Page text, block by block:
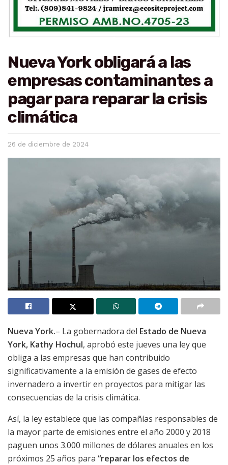
Nueva York obligará a las
empresas contaminantes a
pagar para reparar la crisis
climática
26 de diciembre de 2024
Nueva York.– La gobernadora del Estado de Nueva
York, Kathy Hochul, aprobó este jueves una ley que
obliga a las empresas que han contribuido
significativamente a la emisión de gases de efecto
invernadero a invertir en proyectos para mitigar las
consecuencias de la crisis climática.
Así, la ley establece que las compañías responsables de
la mayor parte de emisiones entre el año 2000 y 2018
paguen unos 3.000 millones de dólares anuales en los
próximos 25 años para “reparar los efectos de